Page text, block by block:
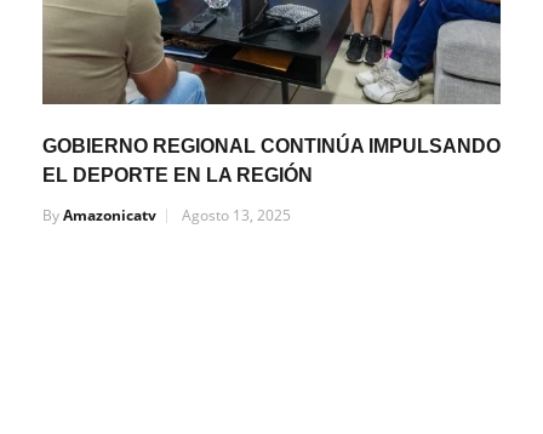
GOBIERNO REGIONAL CONTINÚA IMPULSANDO
EL DEPORTE EN LA REGIÓN
ByAmazonicatv Agosto 13, 2025